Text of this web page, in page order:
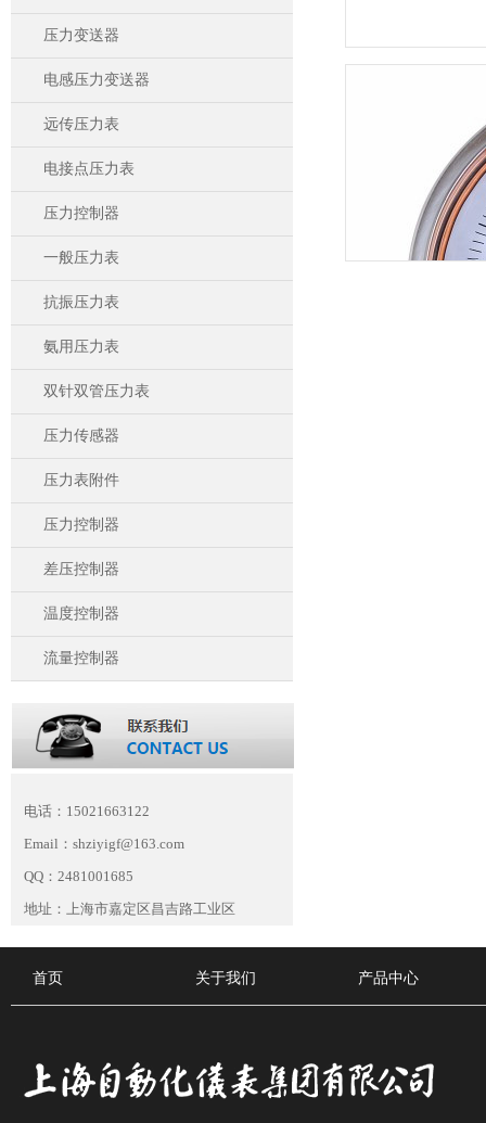
压力变送器
电感压力变送器
远传压力表
电接点压力表
压力控制器
一般压力表
抗振压力表
氨用压力表
双针双管压力表
压力传感器
压力表附件
压力控制器
差压控制器
温度控制器
流量控制器
电话：15021663122
Email：shziyigf@163.com
QQ：2481001685
地址：上海市嘉定区昌吉路工业区
首页 关于我们 产品中心